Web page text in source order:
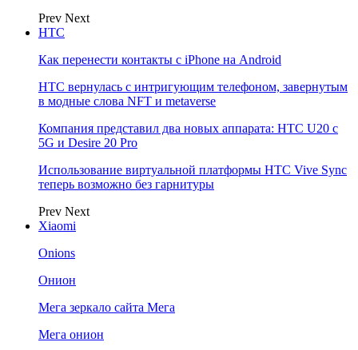
Prev Next
НТС
Как перенести контакты с iPhone на Android
HTC вернулась с интригующим телефоном, завернутым
в модные слова NFT и metaverse
Компания представил два новых аппарата: HTC U20 с
5G и Desire 20 Pro
Использование виртуальной платформы HTC Vive Sync
теперь возможно без гарнитуры
Prev Next
Xiaomi
Onions
Онион
Мега зеркало сайта Мега
Мега онион